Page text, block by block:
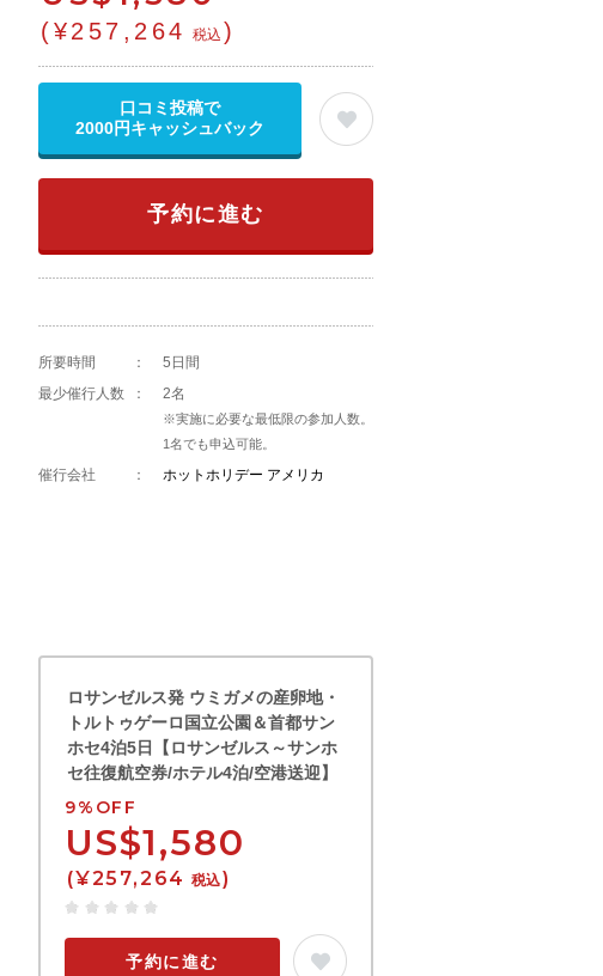
(¥257,264 税込 )
口コミ投稿で
2000円キャッシュバック
予約に進む
所要時間 ：
5日間
最少催行人数
： 2名
※実施に必要な最低限の参加人数。
1名でも申込可能。
催行会社 ： ホットホリデー アメリカ
ロサンゼルス発 ウミガメの産卵地・
トルトゥゲーロ国立公園＆首都サン
ホセ4泊5日【ロサンゼルス～サンホ
セ往復航空券/ホテル4泊/空港送迎】
9%OFF
US$1,580
(¥257,264 税込)
予約に進む